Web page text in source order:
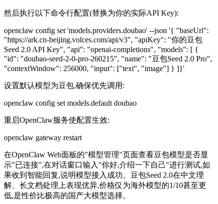
然后执行以下命令行配置(替换为你的实际API Key):
openclaw config set 'models.providers.doubao' --json '{ "baseUrl":
"https://ark.cn-beijing.volces.com/api/v3", "apiKey": "你的豆包
Seed 2.0 API Key", "api": "openai-completions", "models": [ {
"id": "doubao-seed-2-0-pro-260215", "name": "豆包Seed 2.0 Pro",
"contextWindow": 256000, "input": ["text", "image"] } ]}'
设置默认模型为豆包,确保优先调用:
openclaw config set models.default doubao
重启OpenClaw服务使配置生效:
openclaw gateway restart
在OpenClaw Web面板的"模型管理"页面查看豆包模型是否显
示"已连接",在对话窗口输入"你好,介绍一下自己"进行测试,如
果收到智能回复,说明模型接入成功。豆包Seed 2.0在中文理
解、长文档处理上表现优异,价格仅为海外模型的1/10甚至更
低,是性价比极高的国产大模型选择。